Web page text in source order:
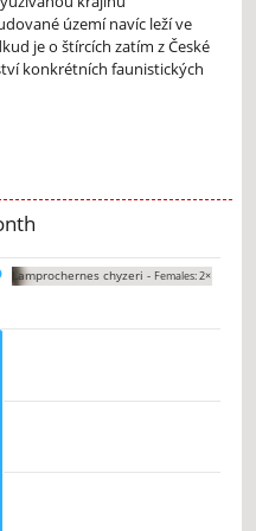
území navíc leží ve
je o štírcích zatím z České
konkrétních faunistických
Data ranges from 0 to 2.
Lamprochernes chyzeri - Females: 2×